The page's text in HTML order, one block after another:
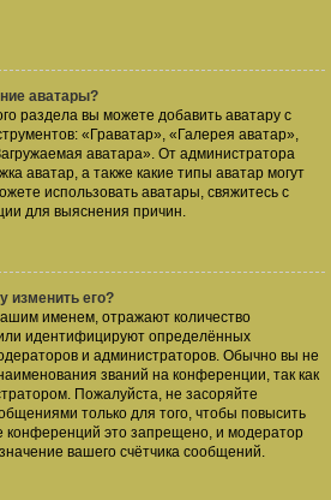
аватары?
раздела вы можете добавить аватару с
«Граватар», «Галерея аватар»,
аватара». От администратора
аватар, а также какие типы аватар могут
использовать аватары, свяжитесь с
для выяснения причин.
изменить его?
именем, отражают количество
идентифицируют определённых
и администраторов. Обычно вы не
званий на конференции, так как
Пожалуйста, не засоряйте
только для того, чтобы повысить
конференций это запрещено, и модератор
вашего счётчика сообщений.